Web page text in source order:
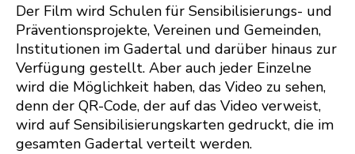
Der Film wird Schulen für Sensibilisierungs- und
Präventionsprojekte, Vereinen und Gemeinden,
Institutionen im Gadertal und darüber hinaus zur
Verfügung gestellt. Aber auch jeder Einzelne
wird die Möglichkeit haben, das Video zu sehen,
denn der QR-Code, der auf das Video verweist,
wird auf Sensibilisierungskarten gedruckt, die im
gesamten Gadertal verteilt werden.